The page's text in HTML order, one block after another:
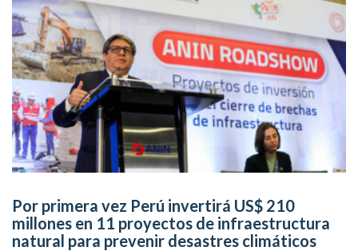
Por primera vez Perú invertirá US$ 210
millones en 11 proyectos de infraestructura
natural para prevenir desastres climáticos